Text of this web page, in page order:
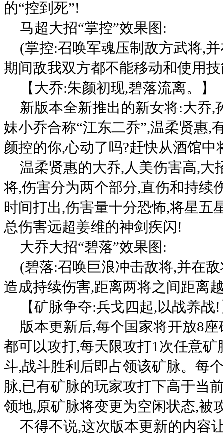
的“控到死”!
马超大招“掌控”效果图:
(掌控:召唤军魂压制敌方武将,
期间敌我双方都不能移动和使用
【大乔:朱颜初现,碧落流离。】
新版本全新推出的新女将:大乔,
妹小乔合称“江东二乔”,温柔贤惠,
颜控的你,心动了吗?赶快从酒馆中
温柔贤惠的大乔,人美伤害高,大
将,伤害分为两个部分,直伤和持续
时间打出,伤害量十分恐怖,将星五
总伤害远超姜维的神剑疾闪!
大乔大招“碧落”效果图:
(碧落:召唤巨浪冲击敌将,并在
造成持续伤害,距离两将之间距离
【矿脉争夺:兵戈四起,以战养战
版本更新后,每个国家将开放8
都可以攻打,每天限攻打1次任意
斗,战斗胜利后即占领该矿脉。每
脉,已有矿脉的玩家攻打下高于当
领地,原矿脉将变更为空闲状态,被
不得不说,这次版本更新的内容